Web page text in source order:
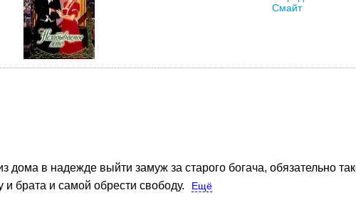
дома в надежде выйти замуж за старого богача, обязательно
и брата и самой обрести свободу.
Ещё